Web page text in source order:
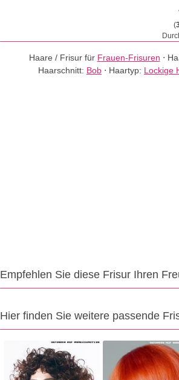
(
Haare / Frisur für Frauen-Frisuren ⋅
Haarschnitt: Bob ⋅ Haartyp: Lockige
Empfehlen Sie diese Frisur Ihren
Hier finden Sie weitere passende